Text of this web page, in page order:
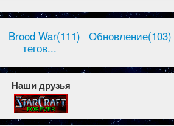
Brood War(111) Обновление(103)
тегов...
Наши друзья